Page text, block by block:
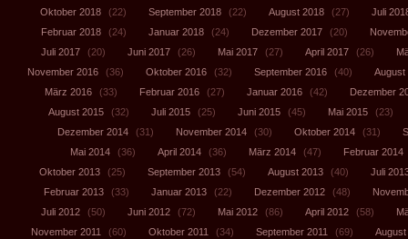
Oktober 2018
(22) September 2018 (22) August 2018 (27)
Juli
Februar 2018
(24) Januar 2018 (24) Dezember 2017 (20)
Juli 2017
(20) Juni 2017 (26) Mai 2017 (27) April 2017 (26)
November 2016
(36) Oktober 2016 (32) September 2016 (40)
August
März 2016
(33) Februar 2016 (27) Januar 2016 (42)
Dezember
August 2015
(32) Juli 2015 (25) Juni 2015 (45) Mai 2015
(23)
Dezember 2014
(31) November 2014 (30) Oktober 2014 (31)
Mai 2014
(36) April 2014 (36) März 2014 (47) Februar 2014
Oktober 2013
(25) September 2013 (54) August 2013 (40)
Juli
Februar 2013
(33) Januar 2013 (22) Dezember 2012 (48)
Juli 2012
(50) Juni 2012 (72) Mai 2012 (86) April 2012 (58)
November 2011
(60) Oktober 2011 (34) September 2011 (69)
August